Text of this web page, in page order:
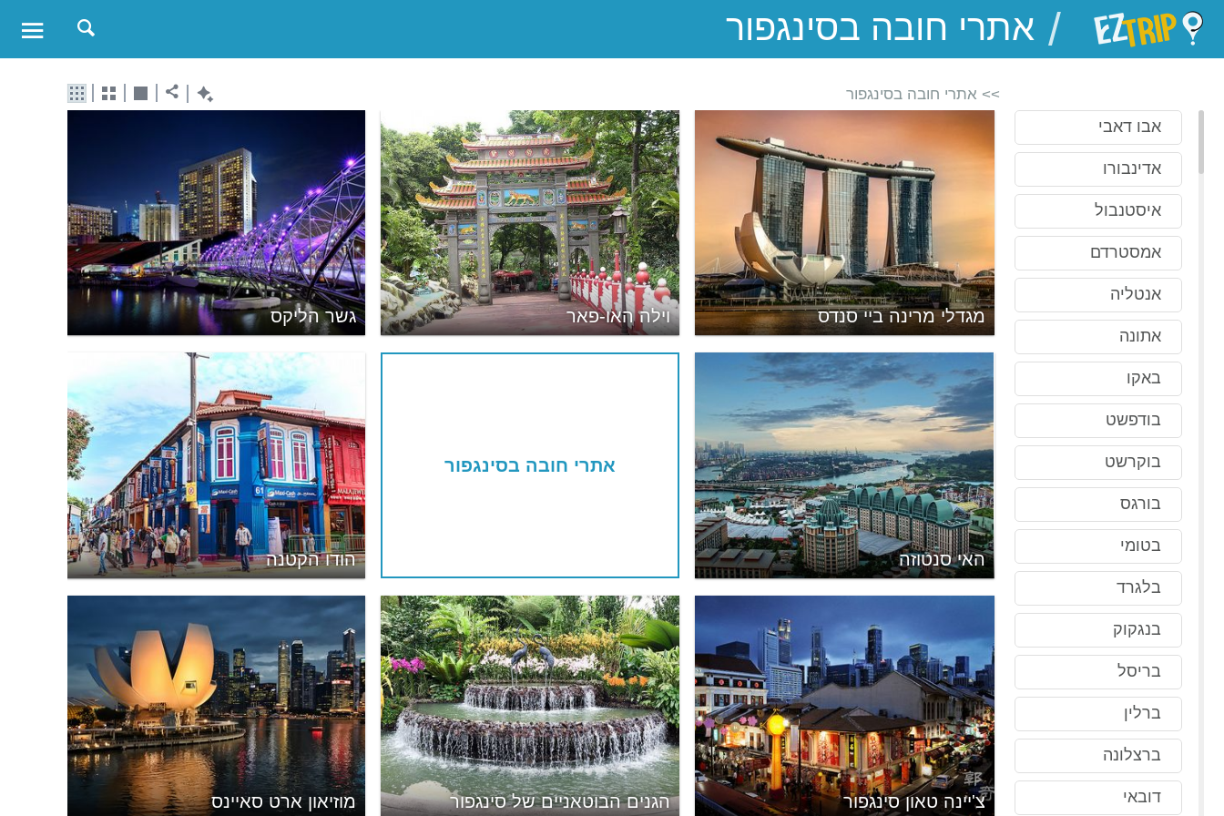
EZTrip
/
אבו דאבי
אדינבורו
איסטנבול
אמסטרדם
אנטליה
אתונה
באקו
בודפשט
בוקרשט
בורגס
בטומי
בלגרד
בנגקוק
בריסל
ברלין
ברצלונה
דובאי
>> אתרי חובה בסינגפור
גשר הליקס וילה האו-פאר מגדלי מרינה ביי סנדס
הודו הקטנה
אתרי חובה בסינגפור
האי סנטוזה
מוזיאון ארט סאיינס הגנים הבוטאניים של סינגפור צ'יינה טאון סינגפור